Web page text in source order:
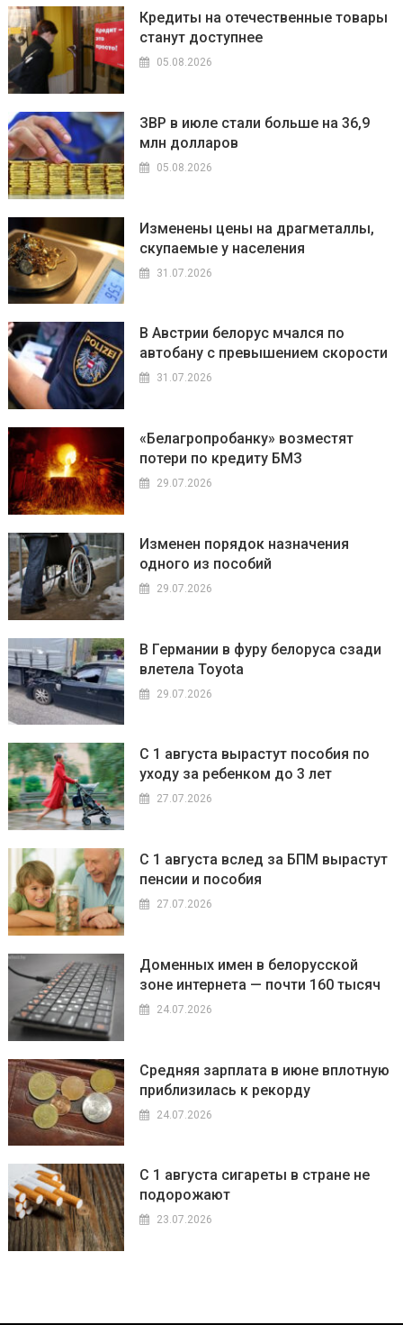
Кредиты на отечественные товары
станут доступнее
05.08.2026
ЗВР в июле стали больше на 36,9
млн долларов
05.08.2026
Изменены цены на драгметаллы,
скупаемые у населения
31.07.2026
В Австрии белорус мчался по
автобану с превышением скорости
31.07.2026
«Белагропробанку» возместят
потери по кредиту БМЗ
29.07.2026
Изменен порядок назначения
одного из пособий
29.07.2026
В Германии в фуру белоруса сзади
влетела Toyota
29.07.2026
С 1 августа вырастут пособия по
уходу за ребенком до 3 лет
27.07.2026
С 1 августа вслед за БПМ вырастут
пенсии и пособия
27.07.2026
Доменных имен в белорусской
зоне интернета — почти 160 тысяч
24.07.2026
Средняя зарплата в июне вплотную
приблизилась к рекорду
24.07.2026
С 1 августа сигареты в стране не
подорожают
23.07.2026